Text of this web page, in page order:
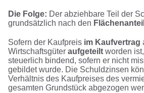
Die Folge: Der abziehbare Teil der
grundsätzlich nach den
Sofern der Kaufpreis im Kaufvertrag
Wirtschaftsgüter aufgeteiltworden
steuerlich bindend, sofern er nicht
gebildet wurde. Die Schuldzinsen
Verhältnis des Kaufpreises des
gesamten Grundstück abgezogen